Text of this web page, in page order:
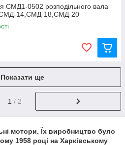
СМД1-0502 розподільного вала
СМД-14,СМД-18,СМД-20
Показати ще
1 / 2
мотори. Їх виробництво було
1958 році на Харківському